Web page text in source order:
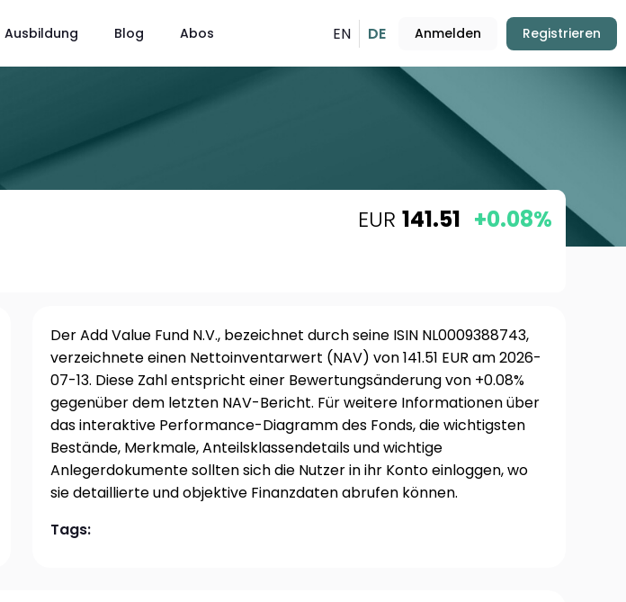
Ausbildung Blog Abos EN DE Anmelden Registrieren
EUR 141.51 +0.08%
Der Add Value Fund N.V., bezeichnet durch seine ISIN NL0009388743,
verzeichnete einen Nettoinventarwert (NAV) von 141.51 EUR am 2026-
07-13. Diese Zahl entspricht einer Bewertungsänderung von +0.08%
gegenüber dem letzten NAV-Bericht. Für weitere Informationen über
das interaktive Performance-Diagramm des Fonds, die wichtigsten
Bestände, Merkmale, Anteilsklassendetails und wichtige
Anlegerdokumente sollten sich die Nutzer in ihr Konto einloggen, wo
sie detaillierte und objektive Finanzdaten abrufen können.
Tags: